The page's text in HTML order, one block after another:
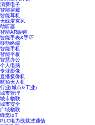
消费电子
智能穿戴
智能耳机
无线麦克风
助听器
智能AR眼镜
智能手表&手环
移动终端
智能手机
智能平板
智慧办公
个人电脑
专业影像
直播摄像机
航拍无人机
行业(城市&工业)
城市管理
城市物联
城市安全
广域物联
蜂窝IoT
PLC电力线载波通信